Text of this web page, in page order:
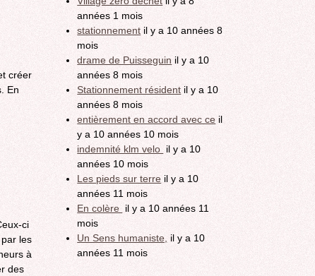
créer
En
ci
les
à
des
années 1 mois
stationnement il y a 10 années 8
mois
drame de Puisseguin il y a 10
années 8 mois
Stationnement résident il y a 10
années 8 mois
entièrement en accord avec ce il
y a 10 années 10 mois
indemnité klm velo il y a 10
années 10 mois
Les pieds sur terre il y a 10
années 11 mois
En colère il y a 10 années 11
mois
Un Sens humaniste, il y a 10
années 11 mois